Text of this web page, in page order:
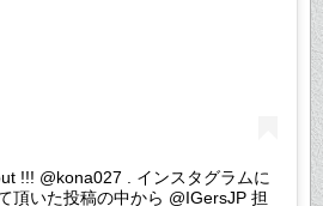
!!! @kona027 . インスタグラムに
頂いた投稿の中から @IGersJP 担